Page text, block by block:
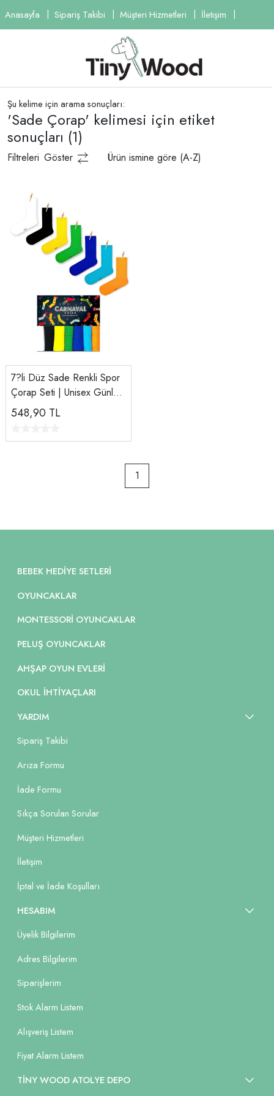
Anasayfa Sipariş Takibi Müşteri Hizmetleri İletişim
Şu kelime için arama sonuçları:
'Sade Çorap' kelimesi için etiket
sonuçları (1)
Filtreleri Göster Ürün ismine göre (A-Z)
7?li Düz Sade Renkli Spor
Çorap Seti | Unisex Günlük
ve Spor Kullanım Çorapları
548,90 TL
1
BEBEK HEDIYE SETLERI
OYUNCAKLAR
MONTESSORI OYUNCAKLAR
PELUŞ OYUNCAKLAR
AHŞAP OYUN EVLERI
OKUL İHTIYAÇLARI
YARDIM
Sipariş Takibi
Arıza Formu
İade Formu
Sıkça Sorulan Sorular
Müşteri Hizmetleri
İletişim
İptal ve İade Koşulları
HESABIM
Üyelik Bilgilerim
Adres Bilgilerim
Siparişlerim
Stok Alarm Listem
Alışveriş Listem
Fiyat Alarm Listem
TİNY WOOD ATOLYE DEPO